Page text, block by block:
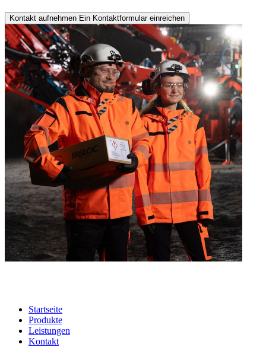
Kontakt aufnehmen Ein Kontaktformular einreichen
Startseite
Produkte
Leistungen
Kontakt